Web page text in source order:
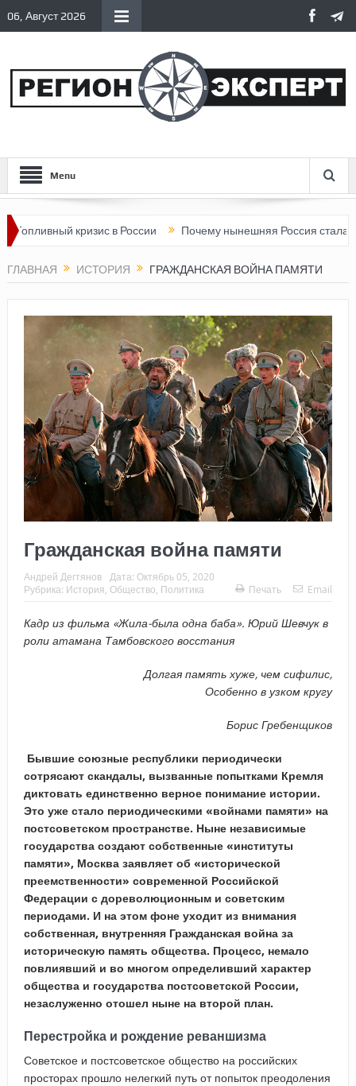
06, Август 2026
Menu
кризис в России Почему нынешняя Россия стала хуже, чем
ГЛАВНАЯ ИСТОРИЯ ГРАЖДАНСКАЯ ВОЙНА ПАМЯТИ
Гражданская война памяти
Андрей Дегтянов Дата: Октябрь 05, 2020
Рубрика: История Общество Политика Печать Email
Кадр из фильма «Жила-была одна баба». Юрий Шевчук в
роли атамана Тамбовского восстания
Долгая память хуже, чем сифилис,
Особенно в узком кругу
Борис Гребенщиков
Бывшие союзные республики периодически
сотрясают скандалы, вызванные попытками Кремля
диктовать единственно верное понимание истории.
Это уже стало периодическими «войнами памяти» на
постсоветском пространстве. Ныне независимые
государства создают собственные «институты
памяти», Москва заявляет об «исторической
преемственности» современной Российской
Федерации с дореволюционным и советским
периодами. И на этом фоне уходит из внимания
собственная, внутренняя Гражданская война за
историческую память общества. Процесс, немало
повлиявший и во многом определивший характер
общества и государства постсоветской России,
незаслуженно отошел ныне на второй план.
Перестройка и рождение реваншизма
Советское и постсоветское общество на российских
просторах прошло нелегкий путь от попыток преодоления